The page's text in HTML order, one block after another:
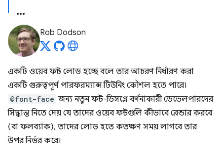
Rob Dodson
একটি ওয়েব ফন্ট লোড হচ্ছে বলে তার আচরণ নির্ধারণ করা
একটি গুরুত্বপূর্ণ পারফরম্যান্স টিউনিং কৌশল হতে পারে।
@font-face জন্য নতুন ফন্ট-ডিসপ্লে বর্ণনাকারী ডেভেলপারদের
সিদ্ধান্ত নিতে দেয় যে তাদের ওয়েব ফন্টগুলি কীভাবে রেন্ডার করবে
(বা ফলব্যাক), তাদের লোড হতে কতক্ষণ সময় লাগবে তার
উপর নির্ভর করে।